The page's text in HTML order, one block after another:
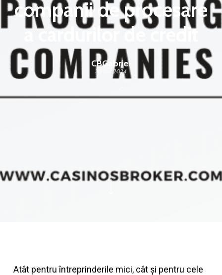
companii de procesare
a cardurilor de credit
CBGabriel
30 mai 2024
Atât pentru întreprinderile mici, cât și pentru cele